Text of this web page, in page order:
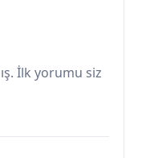
İlk yorumu siz